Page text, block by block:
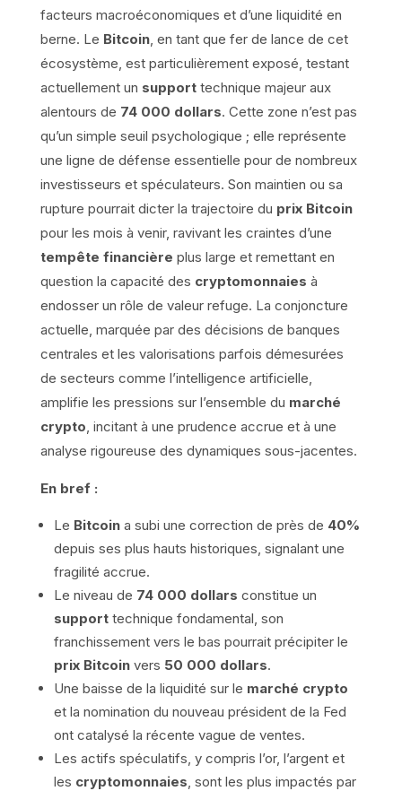
facteurs macroéconomiques et d’une liquidité en
berne. Le Bitcoin, en tant que fer de lance de cet
écosystème, est particulièrement exposé, testant
actuellement un supporttechnique majeur aux
alentours de 74 000 dollars. Cette zone n’est pas
qu’un simple seuil psychologique ; elle représente
une ligne de défense essentielle pour de nombreux
investisseurs et spéculateurs. Son maintien ou sa
rupture pourrait dicter la trajectoire du prix Bitcoin
pour les mois à venir, ravivant les craintes d’une
tempête financière plus large et remettant en
question la capacité des cryptomonnaies à
endosser un rôle de valeur refuge. La conjoncture
actuelle, marquée par des décisions de banques
centrales et les valorisations parfois démesurées
de secteurs comme l’intelligence artificielle,
amplifie les pressions sur l’ensemble du marché
crypto, incitant à une prudence accrue et à une
analyse rigoureuse des dynamiques sous-jacentes.
En bref :
Le Bitcoina subi une correction de près de 40%
depuis ses plus hauts historiques, signalant une
fragilité accrue.
Le niveau de 74 000 dollars constitue un
supporttechnique fondamental, son
franchissement vers le bas pourrait précipiter le
prix Bitcoinvers 50 000 dollars.
Une baisse de la liquidité sur le marché crypto
et la nomination du nouveau président de la Fed
ont catalysé la récente vague de ventes.
Les actifs spéculatifs, y compris l’or, l’argent et
les cryptomonnaies, sont les plus impactés par